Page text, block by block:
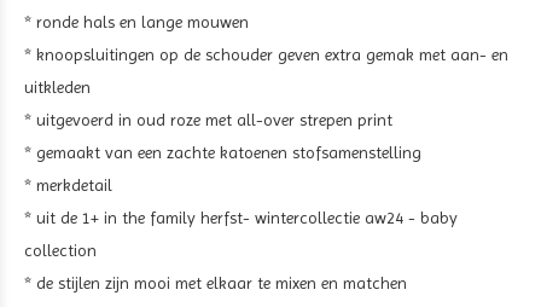
* ronde hals en lange mouwen
* knoopsluitingen op de schouder geven extra gemak met aan- en
uitkleden
* uitgevoerd in oud roze met all-over strepen print
* gemaakt van een zachte katoenen stofsamenstelling
* merkdetail
* uit de 1+ in the family herfst- wintercollectie aw24 - baby
collection
* de stijlen zijn mooi met elkaar te mixen en matchen